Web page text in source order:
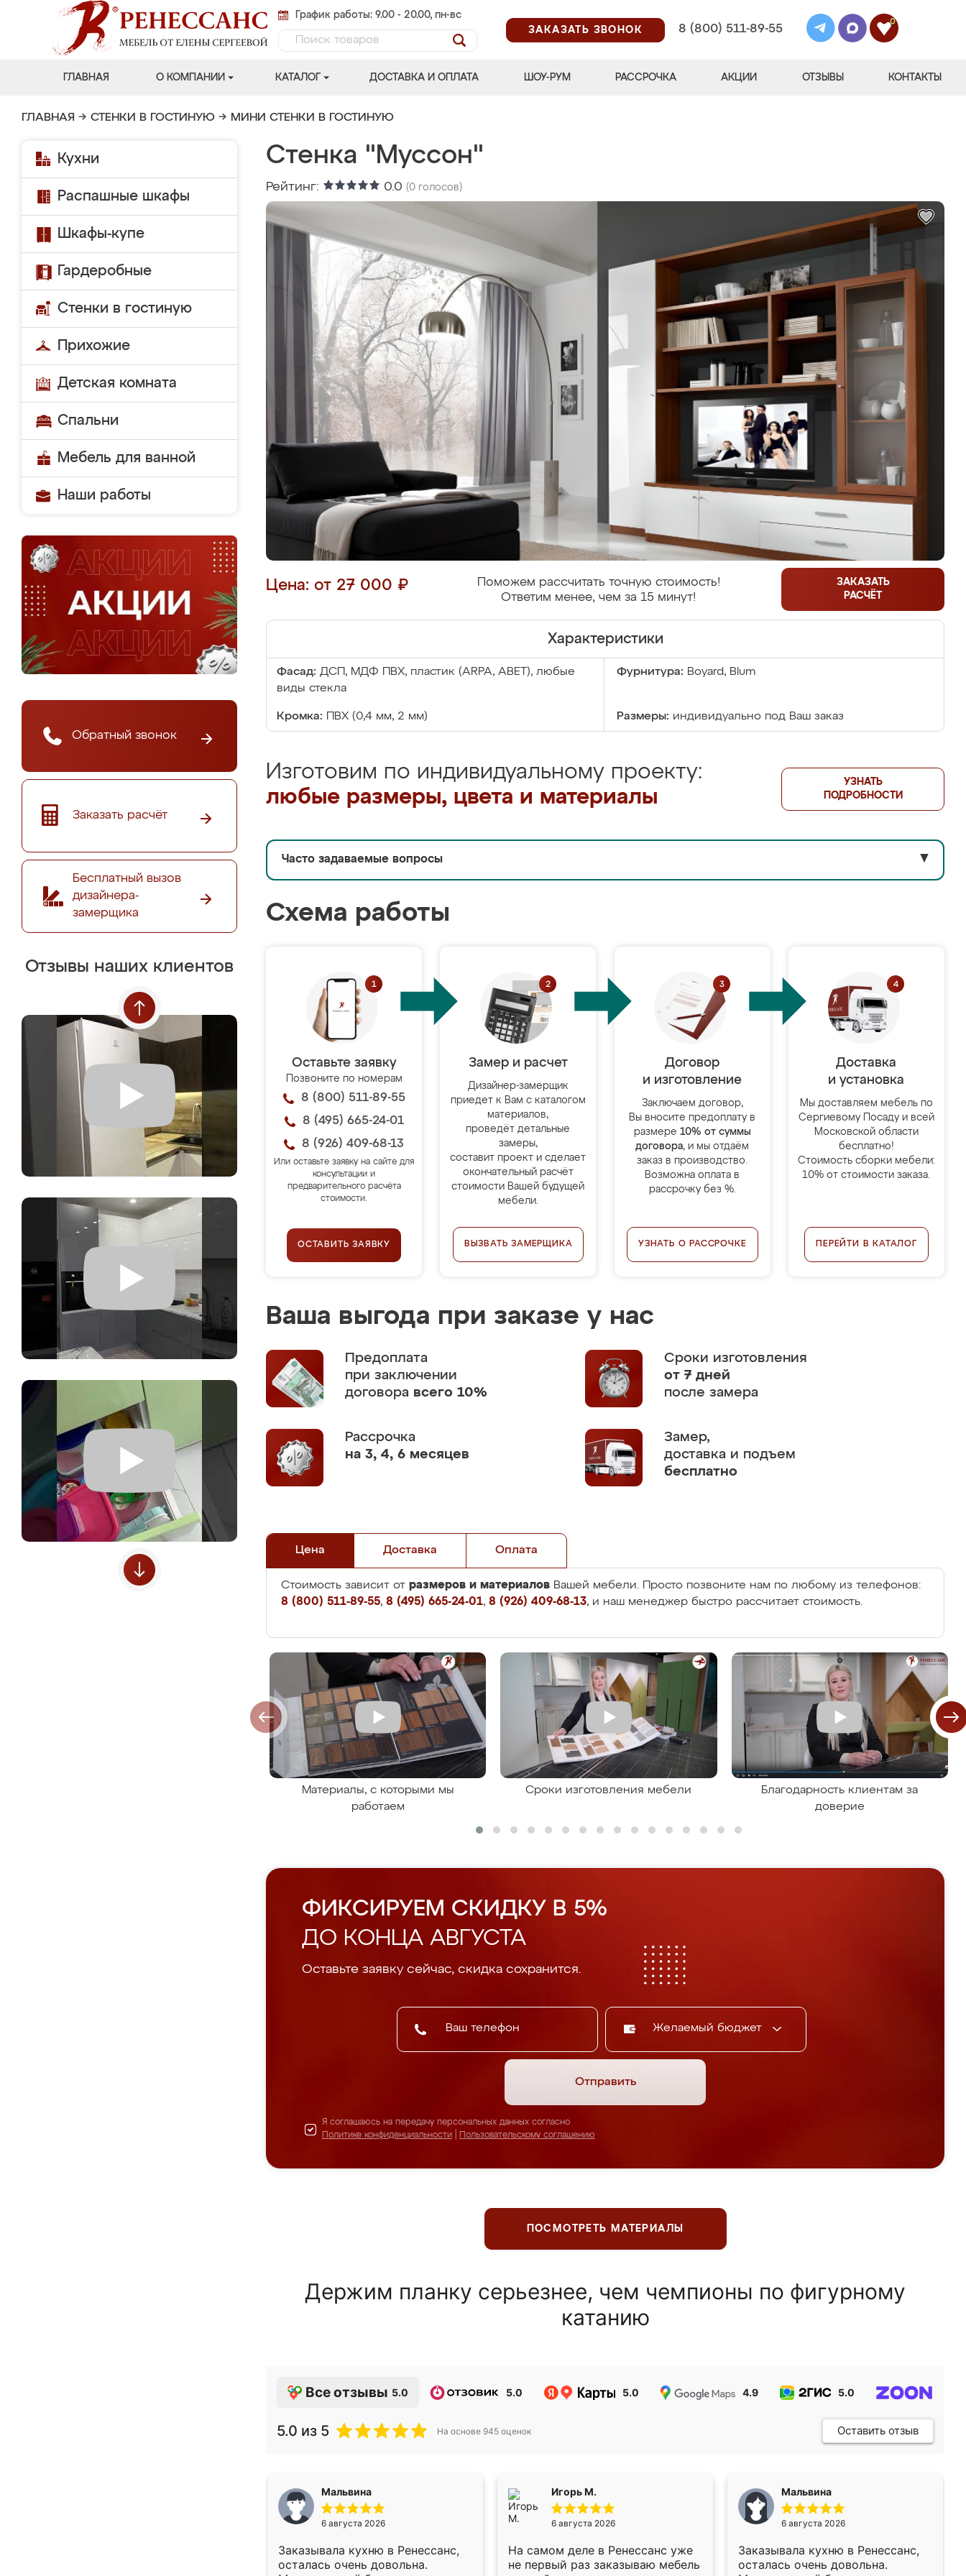
График работы: 9.00 - 20.00, пн-вс
ЗАКАЗАТЬ ЗВОНОК
8 (800) 511-89-55
0
ГЛАВНАЯ О КОМПАНИИ КАТАЛОГ ДОСТАВКА И ОПЛАТА ШОУ-РУМ РАССРОЧКА АКЦИИ ОТЗЫВЫ КОНТАКТЫ
ГЛАВНАЯ → СТЕНКИ В ГОСТИНУЮ → МИНИ СТЕНКИ В ГОСТИНУЮ
Кухни
Распашные шкафы
Шкафы-купе
Гардеробные
Стенки в гостиную
Прихожие
Детская комната
Спальни
Мебель для ванной
Наши работы
Обратный звонок
Заказать расчёт
Бесплатный вызов
дизайнера-
замерщика
Отзывы наших клиентов
Стенка "Муссон"
Рейтинг: 0.0 (0 голосов)
Цена: от 27 000 ₽
Поможем рассчитать точную стоимость!
Ответим менее, чем за 15 минут!
ЗАКАЗАТЬ
РАСЧЁТ
Характеристики
Фасад: ДСП, МДФ ПВХ, пластик (ARPA, ABET), любые
виды стекла
Фурнитура: Boyard, Blum
Кромка: ПВХ (0,4 мм, 2 мм) Размеры: индивидуально под Ваш заказ
Изготовим по индивидуальному проекту:
любые размеры, цвета и материалы
УЗНАТЬ
ПОДРОБНОСТИ
Часто задаваемые вопросы ▼
Схема работы
Оставьте заявку
Позвоните по номерам
8 (800) 511-89-55
8 (495) 665-24-01
8 (926) 409-68-13
Или оставьте заявку на сайте для
консультации и
предварительного расчёта
стоимости.
ОСТАВИТЬ ЗАЯВКУ
Замер и расчет
Дизайнер-замерщик
приедет к Вам с каталогом
материалов,
проведёт детальные
замеры,
составит проект и сделает
окончательный расчёт
стоимости Вашей будущей
мебели.
ВЫЗВАТЬ ЗАМЕРЩИКА
Договор
и изготовление
Заключаем договор,
Вы вносите предоплату в
размере 10% от суммы
договора, и мы отдаём
заказ в производство.
Возможна оплата в
рассрочку без %.
УЗНАТЬ О РАССРОЧКЕ
Доставка
и установка
Мы доставляем мебель по
Сергиевому Посаду и всей
Московской области
бесплатно!
Стоимость сборки мебели:
10% от стоимости заказа.
ПЕРЕЙТИ В КАТАЛОГ
Ваша выгода при заказе у нас
Предоплата
при заключении
договора всего 10%
Сроки изготовления
от 7 дней
после замера
Рассрочка
на 3, 4, 6 месяцев
Замер,
доставка и подъем
бесплатно
Цена Доставка Оплата
Стоимость зависит от размеров и материалов Вашей мебели. Просто позвоните нам по любому из телефонов:
8 (800) 511-89-55, 8 (495) 665-24-01, 8 (926) 409-68-13, и наш менеджер быстро рассчитает стоимость.
Материалы, с которыми мы
работаем
Сроки изготовления мебели
Благодарность клиентам за
доверие
ФИКСИРУЕМ СКИДКУ В 5%
ДО КОНЦА АВГУСТА
Оставьте заявку сейчас, скидка сохранится.
Желаемый бюджет
Отправить
Я соглашаюсь на передачу персональных данных согласно
Политике конфиденциальности
Пользовательскому соглашению
ПОСМОТРЕТЬ МАТЕРИАЛЫ
Держим планку серьезнее, чем чемпионы по фигурному
катанию
Все отзывы 5.0 5.0 5.0 4.9 5.0
5.0 из 5 На основе 945 оценок Оставить отзыв
Мальвина
6 августа 2026
Заказывала кухню в Ренессанс,
осталась очень довольна.
Игорь М.
6 августа 2026
На самом деле в Ренессанс уже
не первый раз заказываю мебель
Мальвина
6 августа 2026
Заказывала кухню в Ренессанс,
осталась очень довольна.